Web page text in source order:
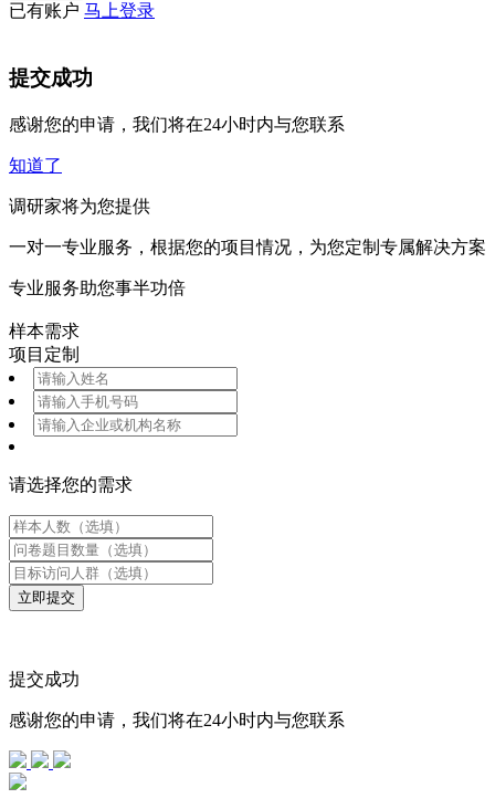
已有账户 马上登录
提交成功
感谢您的申请，我们将在24小时内与您联系
知道了
调研家将为您提供
一对一专业服务，根据您的项目情况，为您定制专属解决方案
专业服务助您事半功倍
样本需求
项目定制
请选择您的需求
立即提交
提交成功
感谢您的申请，我们将在24小时内与您联系